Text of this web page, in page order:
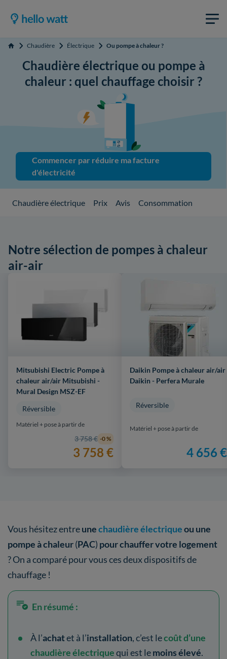
Accueil Chaudière Électrique Ou pompe à chaleur ?
Chaudière électrique ou pompe à
chaleur : quel chauffage choisir ?
Commencer par réduire ma facture
d'électricité
Chaudière électrique Prix Avis Consommation
Notre sélection de pompes à chaleur
air-air
Mitsubishi Electric Pompe à
chaleur air/air Mitsubishi -
Mural Design MSZ-EF
Réversible
Matériel + pose à partir de
3 758 € -0 %
3 758 €
Daikin Pompe à chaleur air/air
Daikin - Perfera Murale
Réversible
Matériel + pose à partir de
4 656 €
Vous hésitez entreunechaudière électriqueou une
pompe à chaleur(PAC) pour chauffer votre logement
? On a comparé pour vous ces deux dispositifs de
chauffage !
En résumé :
À l’achatet à l’installation, c’est lecoût d’une
chaudière électriquequi est lemoins élevé.